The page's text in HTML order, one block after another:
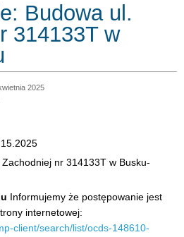
Budowa ul.
314133T w
2025
nr 314133T w Busku-
Informujemy że postępowanie jest
internetowej:
client/search/list/ocds-148610-